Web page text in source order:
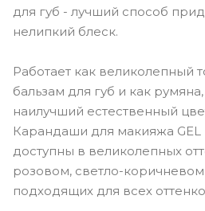
для губ - лучший способ
нелипкий блеск.
Работает как великолепный
бальзам для губ и как
наилучший естественный
Карандаши для макияжа GEL
доступны в великолепных
розовом, светло-
подходящих для всех